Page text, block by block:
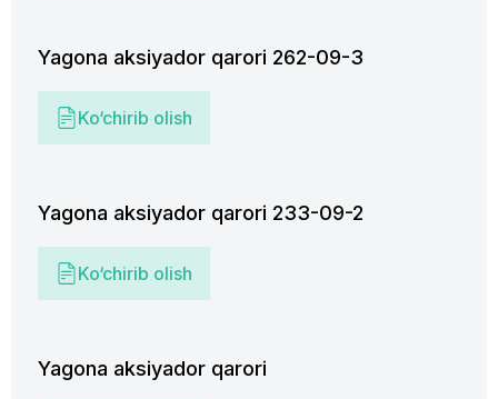
Yagona aksiyador qarori 262-09-3
Ko‘chirib olish
Yagona aksiyador qarori 233-09-2
Ko‘chirib olish
Yagona aksiyador qarori